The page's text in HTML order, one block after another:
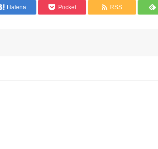
Hatena Pocket RSS